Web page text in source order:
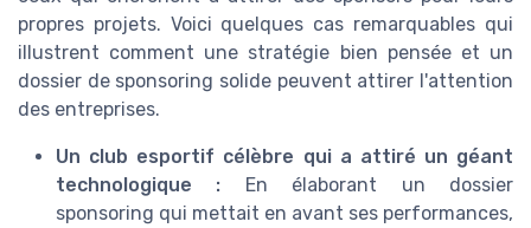
propres projets. Voici quelques cas remarquables qui
illustrent comment une stratégie bien pensée et un
dossier de sponsoring solide peuvent attirer l'attention
des entreprises.
Un club esportif célèbre qui a attiré un géant
technologique : En élaborant un dossier
sponsoring qui mettait en avant ses performances,